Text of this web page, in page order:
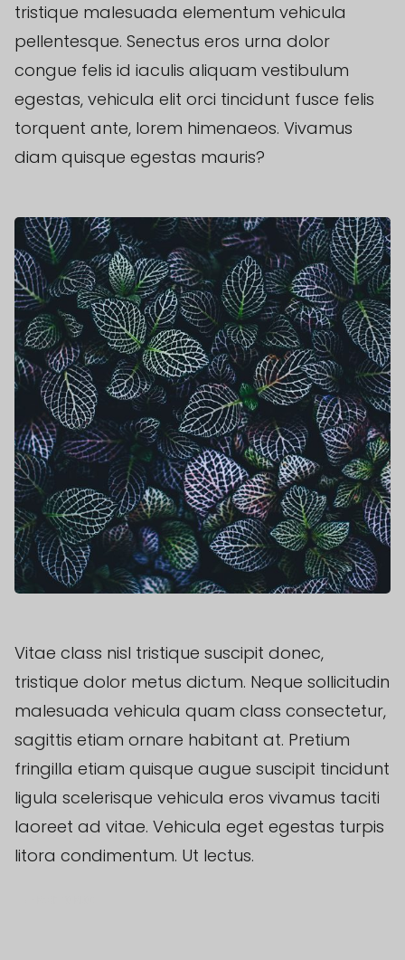
tristique malesuada elementum vehicula
pellentesque. Senectus eros urna dolor
congue felis id iaculis aliquam vestibulum
egestas, vehicula elit orci tincidunt fusce felis
torquent ante, lorem himenaeos. Vivamus
diam quisque egestas mauris?
Vitae class nisl tristique suscipit donec,
tristique dolor metus dictum. Neque sollicitudin
malesuada vehicula quam class consectetur,
sagittis etiam ornare habitant at. Pretium
fringilla etiam quisque augue suscipit tincidunt
ligula scelerisque vehicula eros vivamus taciti
laoreet ad vitae. Vehicula eget egestas turpis
litora condimentum. Ut lectus.